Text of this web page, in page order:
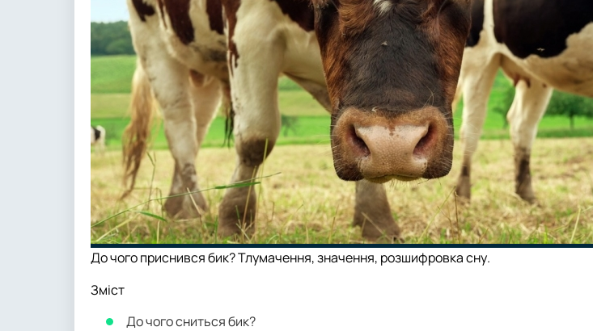
До чого приснився бик? Тлумачення, значення, розшифровка сну.
Зміст
До чого сниться бик?